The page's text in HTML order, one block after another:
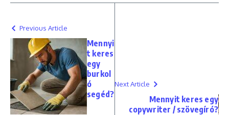
Previous Article
Mennyi
t keres
egy
burkol
ó
segéd?
Next Article
Mennyit keres egy
copywriter / szövegíró?